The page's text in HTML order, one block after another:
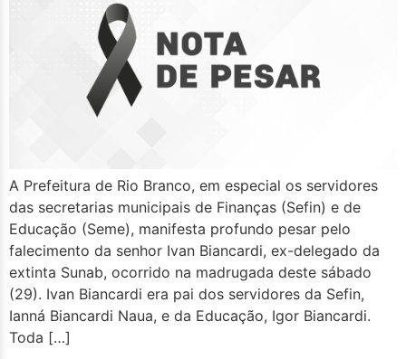
A Prefeitura de Rio Branco, em especial os servidores
das secretarias municipais de Finanças (Sefin) e de
Educação (Seme), manifesta profundo pesar pelo
falecimento da senhor Ivan Biancardi, ex-delegado da
extinta Sunab, ocorrido na madrugada deste sábado
(29). Ivan Biancardi era pai dos servidores da Sefin,
Ianná Biancardi Naua, e da Educação, Igor Biancardi.
Toda […]